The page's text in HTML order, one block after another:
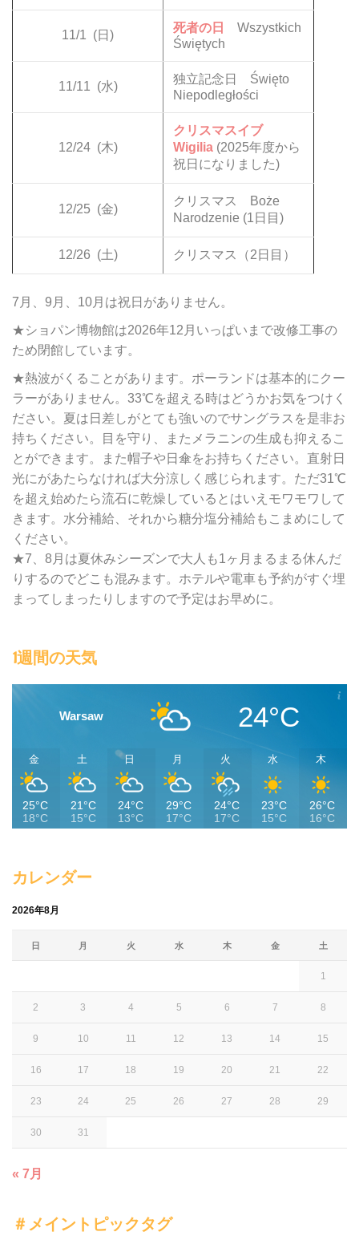
11/1 (日)
死者の日
Wszystkich
Świętych
11/11 (水)
独立記念日 Święto
Niepodległości
12/24 (木)
クリスマスイブ
Wigilia (2025年度から
祝日になりました)
12/25 (金)
クリスマス Boże
Narodzenie (1日目)
12/26 (土) クリスマス（2日目）
7月、9月、10月は祝日がありません。
★ショパン博物館は2026年12月いっぱいまで改修工事の
ため閉館しています。
★熱波がくることがあります。ポーランドは基本的にクー
ラーがありません。33℃を超える時はどうかお気をつけく
ださい。夏は日差しがとても強いのでサングラスを是非お
持ちください。目を守り、またメラニンの生成も抑えるこ
とができます。また帽子や日傘をお持ちください。直射日
光にがあたらなければ大分涼しく感じられます。ただ31℃
を超え始めたら流石に乾燥しているとはいえモワモワして
きます。水分補給、それから糖分塩分補給もこまめにして
ください。
★7、8月は夏休みシーズンで大人も1ヶ月まるまる休んだ
りするのでどこも混みます。ホテルや電車も予約がすぐ埋
まってしまったりしますので予定はお早めに。
1週間の天気
Warsaw 24°C
金
25°C
18°C
土
21°C
15°C
日
24°C
13°C
月
29°C
17°C
火
24°C
17°C
水
23°C
15°C
木
26°C
16°C
カレンダー
2026年8月
日 月 火 水 木 金 土
1
2 3 4 5 6 7 8
9 10 11 12 13 14 15
16 17 18 19 20 21 22
23 24 25 26 27 28 29
30 31
« 7月
＃メイントピックタグ